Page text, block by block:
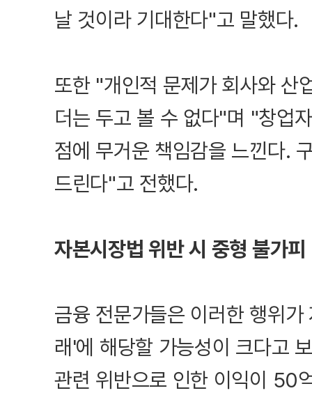
날 것이라 기대한다"고 말했다.
또한 "개인적 문제가 회사와 산
더는 두고 볼 수 없다"며 "창업
점에 무거운 책임감을 느낀다.
드린다"고 전했다.
자본시장법 위반 시 중형 불가피
금융 전문가들은 이러한 행위
래'에 해당할 가능성이 크다고
관련 위반으로 인한 이익이 50